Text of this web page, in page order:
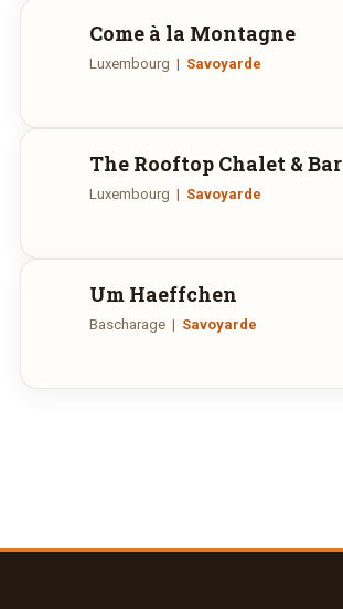
Come à la Montagne
Luxembourg | Savoyarde
The Rooftop Chalet & Bar
Luxembourg | Savoyarde
Um Haeffchen
Bascharage | Savoyarde